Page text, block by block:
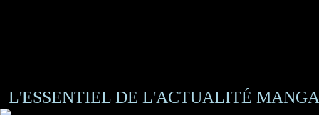
L'ESSENTIEL DE L'ACTUALITÉ